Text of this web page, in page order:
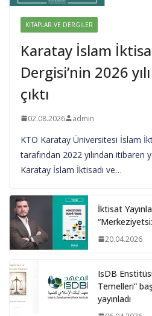
KITAPLAR VE DERGILER
Karatay İslam
Dergisi’nin 2026
çıktı
02.08.2026 admin
KTO Karatay Üniversitesi İslam
tarafından 2022 yılından itibaren
Karatay İslam İktisadı ve…
İktisat
20.04.2026
IsDB
Temelleri”
yayınladı